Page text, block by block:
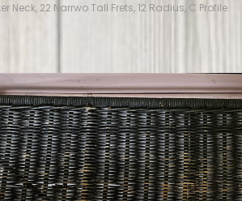
Neck, 22 Narrwo Tall Frets, 12 Radius, C Profile